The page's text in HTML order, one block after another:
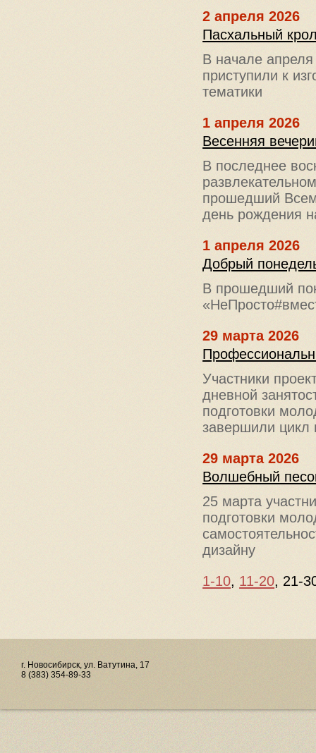
2 апреля 2026
Пасхальный
В начале
приступили к
тематики
1 апреля 2026
Весенняя
В последнее
прошедший
день рождения
1 апреля 2026
Добрый
В прошедший
29 марта 2026
Участники
дневной
подготовки
завершили цикл
29 марта 2026
Волшебный
25 марта
подготовки
дизайну
1-10, 11-20, 21-
г. Новосибирск, ул. Ватутина, 17
8 (383) 354-89-33